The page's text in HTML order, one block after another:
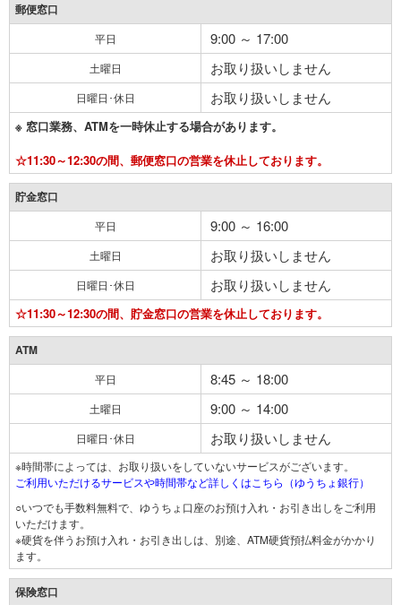
郵便窓口
平日 9:00 ～ 17:00
土曜日 お取り扱いしません
日曜日･休日 お取り扱いしません
※ 窓口業務、ATMを一時休止する場合があります。
☆11:30～12:30の間、郵便窓口の営業を休止しております。
貯金窓口
平日 9:00 ～ 16:00
土曜日 お取り扱いしません
日曜日･休日 お取り扱いしません
☆11:30～12:30の間、貯金窓口の営業を休止しております。
ATM
平日 8:45 ～ 18:00
土曜日 9:00 ～ 14:00
日曜日･休日 お取り扱いしません
※時間帯によっては、お取り扱いをしていないサービスがございます。
ご利用いただけるサービスや時間帯など詳しくはこちら（ゆうちょ銀行）
○いつでも手数料無料で、ゆうちょ口座のお預け入れ・お引き出しをご利用
いただけます。
※硬貨を伴うお預け入れ・お引き出しは、別途、ATM硬貨預払料金がかかり
ます。
保険窓口